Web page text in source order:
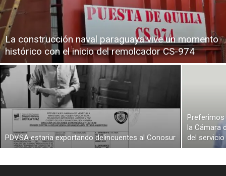
La construcción naval paraguaya vive un momento
histórico con el inicio del remolcador CS-974
PDVSA estaria exportando delincuentes al Conosur
Preferimos
la Cámara
del